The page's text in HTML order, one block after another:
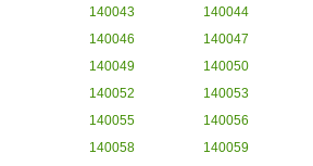
140043
140044
140046
140047
140049
140050
140052
140053
140055
140056
140058
140059